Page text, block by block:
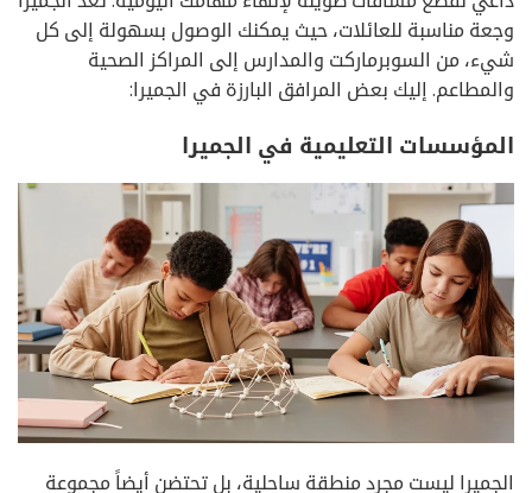
وجعة مناسبة للعائلات، حيث يمكنك الوصول بسهولة إلى كل
شيء، من السوبرماركت والمدارس إلى المراكز الصحية
والمطاعم. إليك بعض المرافق البارزة في الجميرا:
المؤسسات التعليمية في الجميرا
الجميرا ليست مجرد منطقة ساحلية، بل تحتضن أيضاً مجموعة